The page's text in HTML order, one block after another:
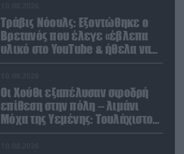
Τράβις Νόουλς: Εξοντώθηκε ο
Βρετανός που έλεγε «έβλεπα
υλικό στο YouTube & ήθελα να
καθαρίσω τους Ρώσους»
Οι Χούθι εξαπέλυσαν σφοδρή
επίθεση στην πόλη – λιμάνι
Μόχα της Υεμένης: Toυλάχιστον
επτά νεκροί (βίντεο)